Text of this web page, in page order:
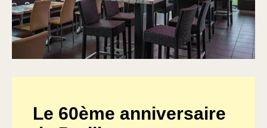
Le 60ème anniversaire